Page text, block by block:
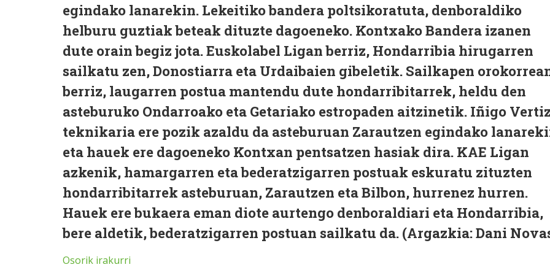
egindako lanarekin. Lekeitiko bandera poltsikoratuta, denboraldiko
helburu guztiak beteak dituzte dagoeneko. Kontxako Bandera izanen
dute orain begiz jota. Euskolabel Ligan berriz, Hondarribia hirugarren
sailkatu zen, Donostiarra eta Urdaibaien gibeletik. Sailkapen
berriz, laugarren postua mantendu dute hondarribitarrek, heldu den
asteburuko Ondarroako eta Getariako estropaden aitzinetik. Iñigo
teknikaria ere pozik azaldu da asteburuan Zarautzen egindako
eta hauek ere dagoeneko Kontxan pentsatzen hasiak dira. KAE Ligan
azkenik, hamargarren eta bederatzigarren postuak eskuratu zituzten
hondarribitarrek asteburuan, Zarautzen eta Bilbon, hurrenez hurren.
Hauek ere bukaera eman diote aurtengo denboraldiari eta Hondarribia,
bere aldetik, bederatzigarren postuan sailkatu da. (Argazkia: Dani
Osorik irakurri